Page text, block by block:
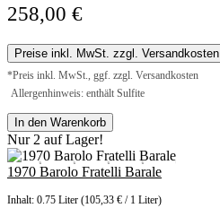
258,00 €
Preise inkl. MwSt. zzgl. Versandkosten
*Preis inkl. MwSt., ggf. zzgl. Versandkosten
Allergenhinweis: enthält Sulfite
In den Warenkorb
Nur 2 auf Lager!
1970 Barolo Fratelli Barale
Inhalt: 0.75 Liter (105,33 € / 1 Liter)